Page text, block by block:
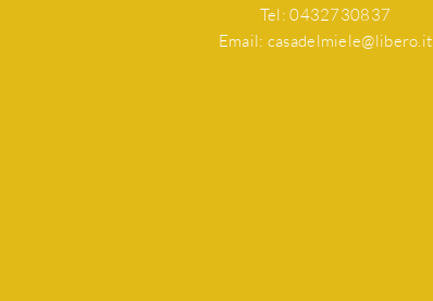
Tel: 0432730837
Email: casadelmiele@libero.it